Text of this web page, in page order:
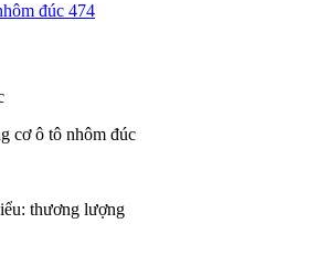
cơ ô tô nhôm đúc
thương lượng